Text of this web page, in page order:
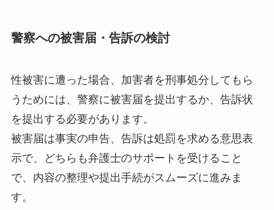
警察への被害届・告訴の検討
性被害に遭った場合、加害者を刑事処分してもら
うためには、警察に被害届を提出するか、告訴状
を提出する必要があります。
被害届は事実の申告、告訴は処罰を求める意思表
示で、どちらも弁護士のサポートを受けること
で、内容の整理や提出手続がスムーズに進みま
す。